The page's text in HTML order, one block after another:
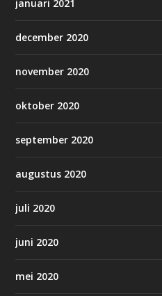
januari 2021
december 2020
november 2020
oktober 2020
september 2020
augustus 2020
juli 2020
juni 2020
mei 2020